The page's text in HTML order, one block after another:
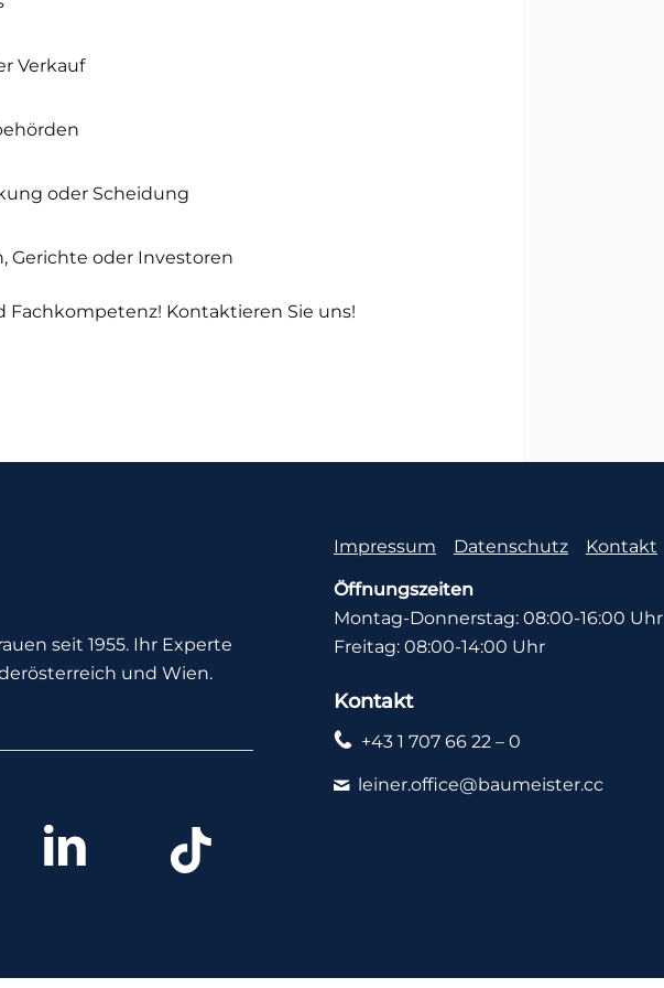
Verkauf
oder Scheidung
Gerichte oder Investoren
Fachkompetenz! Kontaktieren Sie uns!
seit 1955. Ihr Experte
und Wien.
Impressum Datenschutz Kontakt
Öffnungszeiten
Montag-Donnerstag: 08:00-16:00 Uhr
Freitag: 08:00-14:00 Uhr
Kontakt
+43 1 707 66 22 – 0
leiner.office@baumeister.cc